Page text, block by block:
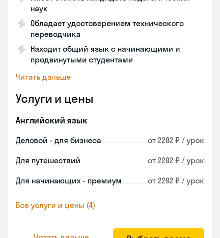
наук
Обладает удостоверением технического
переводчика
Находит общий язык с начинающими и
продвинутыми студентами
Читать дальше
Услуги и цены
Английский язык
Деловой - для бизнеса от 2282 ₽ / урок
Для путешествий от 2282 ₽ / урок
Для начинающих - премиум от 2282 ₽ / урок
Все услуги и цены (4)